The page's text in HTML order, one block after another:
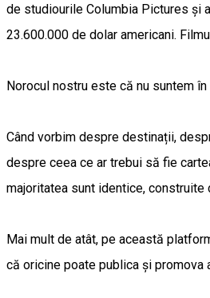
de studiourile Columbia Pictures și
23.600.000 de dolar americani.
Norocul nostru este că nu suntem
Când vorbim despre destinații,
despre ceea ce ar trebui să fie
majoritatea sunt identice,
Mai mult de atât, pe această
că oricine poate publica și promova